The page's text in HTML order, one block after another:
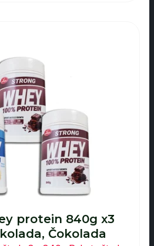
protein 840g x3
Čokolada